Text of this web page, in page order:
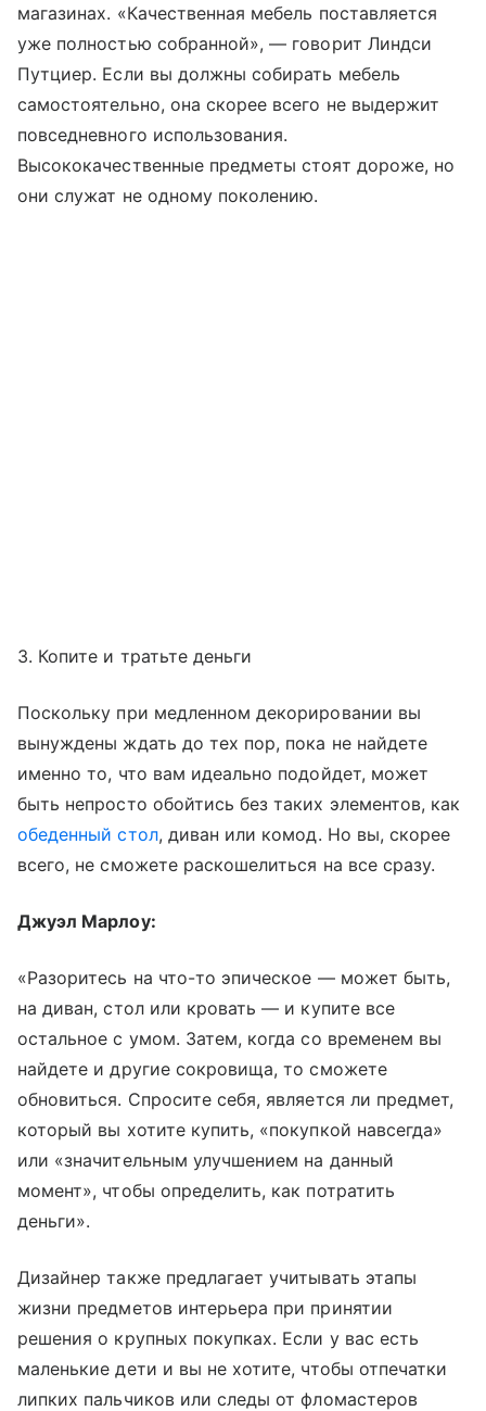
магазинах. «Качественная мебель поставляется
уже полностью собранной», — говорит Линдси
Путциер. Если вы должны собирать мебель
самостоятельно, она скорее всего не выдержит
повседневного использования.
Высококачественные предметы стоят дороже, но
они служат не одному поколению.
3. Копите и тратьте деньги
Поскольку при медленном декорировании вы
вынуждены ждать до тех пор, пока не найдете
именно то, что вам идеально подойдет, может
быть непросто обойтись без таких элементов, как
обеденный стол, диван или комод. Но вы, скорее
всего, не сможете раскошелиться на все сразу.
Джуэл Марлоу:
«Разоритесь на что-то эпическое — может быть,
на диван, стол или кровать — и купите все
остальное с умом. Затем, когда со временем вы
найдете и другие сокровища, то сможете
обновиться. Спросите себя, является ли предмет,
который вы хотите купить, «покупкой навсегда»
или «значительным улучшением на данный
момент», чтобы определить, как потратить
деньги».
Дизайнер также предлагает учитывать этапы
жизни предметов интерьера при принятии
решения о крупных покупках. Если у вас есть
маленькие дети и вы не хотите, чтобы отпечатки
липких пальчиков или следы от фломастеров